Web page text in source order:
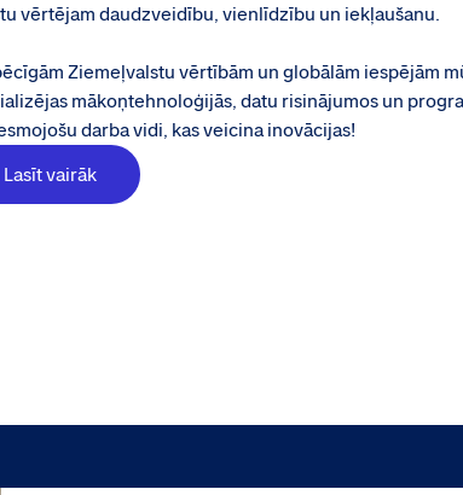
vērtējam daudzveidību, vienlīdzību un iekļaušanu.
Ziemeļvalstu vērtībām un globālām iespējām
mākoņtehnoloģijās, datu risinājumos un
darba vidi, kas veicina inovācijas!
Lasīt vairāk